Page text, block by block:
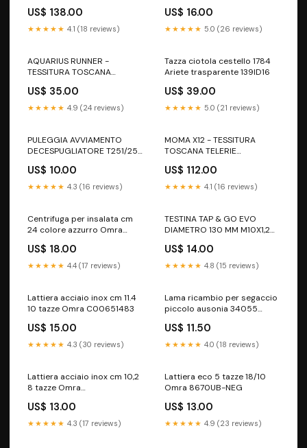
US$ 138.00
★★★★★ 4.1 (18 reviews)
Idropulitrici
US$ 16.00
★★★★★ 5.0 (26 reviews)
AQUARIUS RUNNER -
TESSITURA TOSCANA
US$ 35.00
★★★★★ 4.9 (24 reviews)
Tazza ciotola cestello 1784
Ariete trasparente 139ID16
US$ 39.00
★★★★★ 5.0 (21 reviews)
PULEGGIA AVVIAMENTO
DECESPUGLIATORE T251/252
Abbacchiatori elettrici e
batteria
US$ 10.00
★★★★★ 4.3 (16 reviews)
MOMA X12 - TESSITURA
TOSCANA TELERIE
US$ 112.00
★★★★★ 4.1 (16 reviews)
Centrifuga per insalata cm
24 colore azzurro Omra
US$ 18.00
★★★★★ 4.4 (17 reviews)
TESTINA TAP & GO EVO
DIAMETRO 130 MM M10X1,25
Accessori per
decespugliatori
US$ 14.00
★★★★★ 4.8 (15 reviews)
Lattiera acciaio inox cm 11.4
10 tazze Omra C00651483
US$ 15.00
★★★★★ 4.3 (30 reviews)
Lama ricambio per segaccio
piccolo ausonia 34055
US$ 11.50
★★★★★ 4.0 (18 reviews)
Lattiera acciaio inox cm 10,2
8 tazze Omra
US$ 13.00
★★★★★ 4.3 (17 reviews)
Lattiera eco 5 tazze 18/10
Omra 8670UB-NEG
US$ 13.00
★★★★★ 4.9 (23 reviews)